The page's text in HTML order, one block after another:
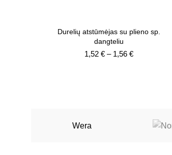
Durelių atstūmėjas su plieno sp.
dangteliu
1,52 € – 1,56 €Price
Wera